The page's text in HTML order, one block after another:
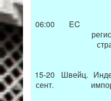
06:00 EC
15-20
сент.
Швейц.